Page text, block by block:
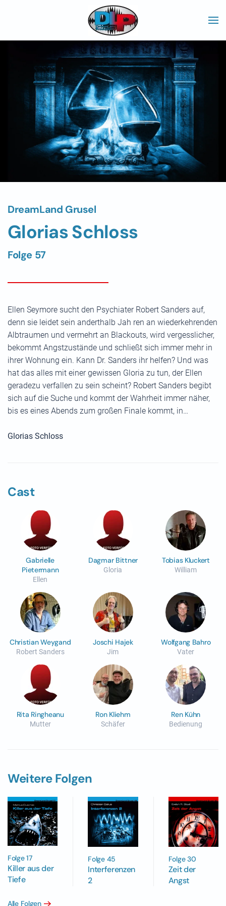
Skip to main content
DreamLand Grusel
Glorias Schloss
Folge 57
Ellen Seymore sucht den Psychiater Robert Sanders auf,
denn sie leidet sein anderthalb Jah ren an wiederkehrenden
Albtraumen und vermehrt an Blackouts, wird vergesslicher,
bekommt Angstzustände und schließt sich immer mehr in
ihrer Wohnung ein. Kann Dr. Sanders ihr helfen? Und was
hat das alles mit einer gewissen Gloria zu tun, der Ellen
geradezu verfallen zu sein scheint? Robert Sanders begibt
sich auf die Suche und kommt der Wahrheit immer näher,
bis es eines Abends zum großen Finale kommt, in…
Glorias Schloss
Cast
Gabrielle
Pietermann
Ellen
Dagmar Bittner
Gloria
Tobias Kluckert
William
Christian Weygand
Robert Sanders
Joschi Hajek
Jim
Wolfgang Bahro
Vater
Rita Ringheanu
Mutter
Ron Kliehm
Schäfer
Ren Kühn
Bedienung
Weitere Folgen
Folge 17
Killer aus der
Tiefe
Folge 45
Interferenzen
2
Folge 30
Zeit der
Angst
Alle Folgen